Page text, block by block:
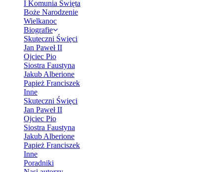
I Komunia Święta
Boże Narodzenie
Wielkanoc
Biografie
Skuteczni Święci
Jan Paweł II
Ojciec Pio
Siostra Faustyna
Jakub Alberione
Papież Franciszek
Inne
Skuteczni Święci
Jan Paweł II
Ojciec Pio
Siostra Faustyna
Jakub Alberione
Papież Franciszek
Inne
Poradniki